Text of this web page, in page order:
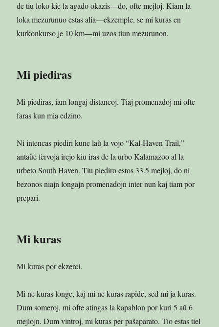
de tiu loko kie la agado okazis—do, ofte mejloj. Kiam la
loka mezurunuo estas alia—ekzemple, se mi kuras en
kurkonkurso je 10 km—mi uzos tiun mezurunon.
Mi piediras
Mi piediras, iam longaj distancoj. Tiaj promenadoj mi ofte
faras kun mia edzino.
Ni intencas piediri kune laŭ la vojo “Kal-Haven Trail,”
antaŭe fervoja irejo kiu iras de la urbo Kalamazoo al la
urbeto South Haven. Tiu piediro estos 33.5 mejloj, do ni
bezonos niajn longajn promenadojn inter nun kaj tiam por
prepari.
Mi kuras
Mi kuras por ekzerci.
Mi ne kuras longe, kaj mi ne kuras rapide, sed mi ja kuras.
Dum someroj, mi ofte atingas la kapablon por kuri 5 aŭ 6
mejlojn. Dum vintroj, mi kuras per paŝaparato. Tio estas tiel